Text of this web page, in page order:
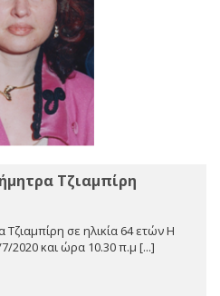
Τζιαμπίρη
σε ηλικία 64 ετών Η
2020 και ώρα 10.30 π.μ [...]